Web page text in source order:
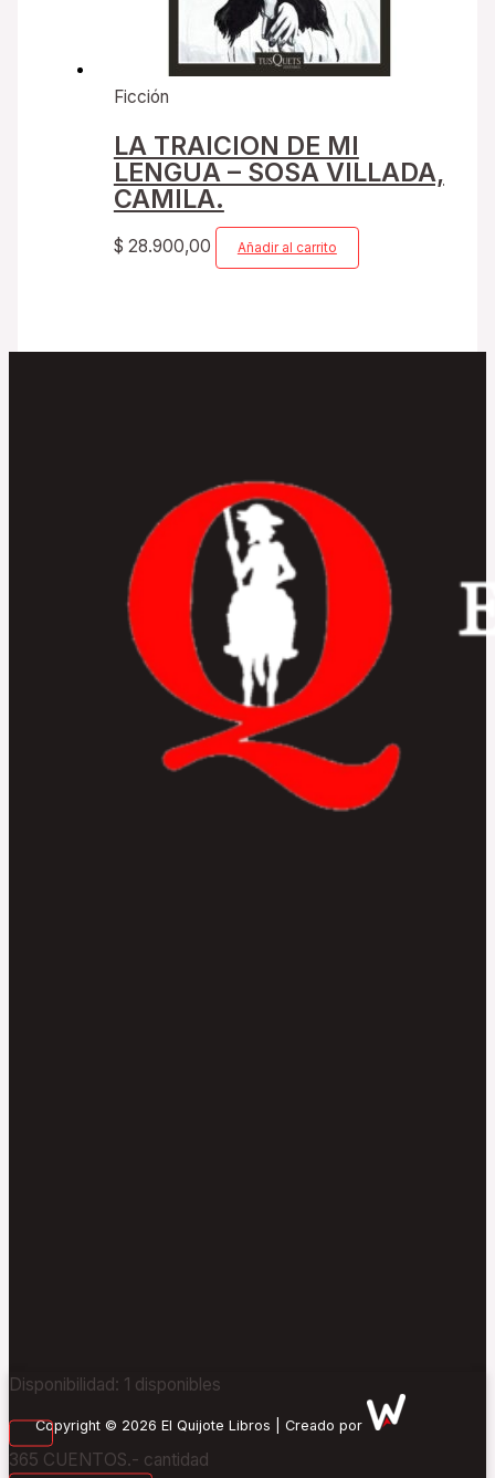
Ficción
LA TRAICION DE MI
LENGUA – SOSA VILLADA,
CAMILA.
$ 28.900,00 Añadir al carrito
Copyright © 2026 El Quijote Libros | Creado por
Disponibilidad: 1 disponibles
365 CUENTOS.- cantidad